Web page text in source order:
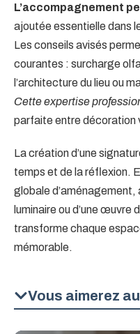
L’accompagnement
ajoutée essentielle dans
Les conseils avisés
courantes : surcharge
l’architecture du lieu ou
Cette expertise
parfaite entre décoration
La création d’une
temps et de la réflexion.
globale d’aménagement,
luminaire ou d’une
transforme chaque
mémorable.
Vous aimerez